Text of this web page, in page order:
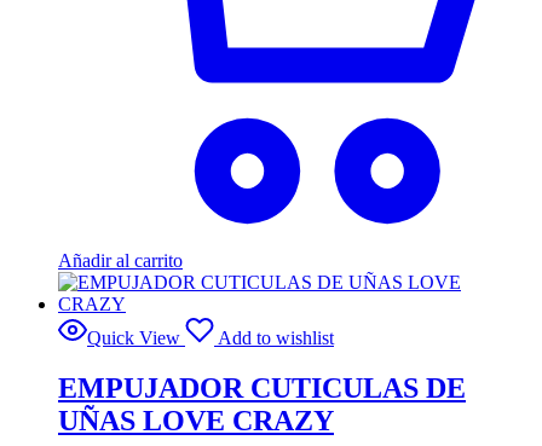
Añadir al carrito
Quick View Add to wishlist
EMPUJADOR CUTICULAS DE
UÑAS LOVE CRAZY